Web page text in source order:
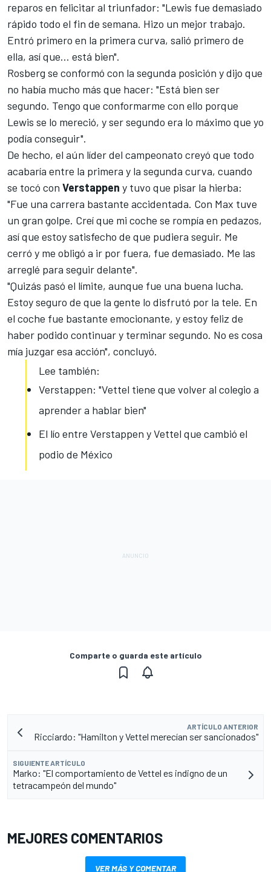
reparos en felicitar al triunfador: "Lewis fue demasiado
rápido todo el fin de semana. Hizo un mejor trabajo.
Entró primero en la primera curva, salió primero de
ella, así que... está bien".
Rosberg se conformó con la segunda posición y dijo que
no había mucho más que hacer: "Está bien ser
segundo. Tengo que conformarme con ello porque
Lewis se lo mereció, y ser segundo era lo máximo que yo
podía conseguir".
De hecho, el aún líder del campeonato creyó que todo
acabaría entre la primera y la segunda curva, cuando
se tocó con Verstappen y tuvo que pisar la hierba:
"Fue una carrera bastante accidentada. Con Max tuve
un gran golpe. Creí que mi coche se rompía en pedazos,
así que estoy satisfecho de que pudiera seguir. Me
cerró y me obligó a ir por fuera, fue demasiado. Me las
arreglé para seguir delante".
"Quizás pasó el límite, aunque fue una buena lucha.
Estoy seguro de que la gente lo disfrutó por la tele. En
el coche fue bastante emocionante, y estoy feliz de
haber podido continuar y terminar segundo. No es cosa
mía juzgar esa acción", concluyó.
Lee también:
Verstappen: "Vettel tiene que volver al colegio a
aprender a hablar bien"
El lío entre Verstappen y Vettel que cambió el
podio de México
Comparte o guarda este artículo
ARTÍCULO ANTERIOR
Ricciardo: "Hamilton y Vettel merecían ser sancionados"
SIGUIENTE ARTÍCULO
Marko: "El comportamiento de Vettel es indigno de un
tetracampeón del mundo"
MEJORES COMENTARIOS
VER MÁS Y COMENTAR